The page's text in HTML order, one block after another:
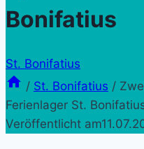
Bonifatius
St. Bonifatius
/ St. Bonifatius /
Ferienlager St.
Veröffentlicht am